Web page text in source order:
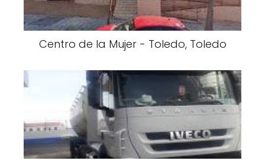
Centro de la Mujer - Toledo, Toledo